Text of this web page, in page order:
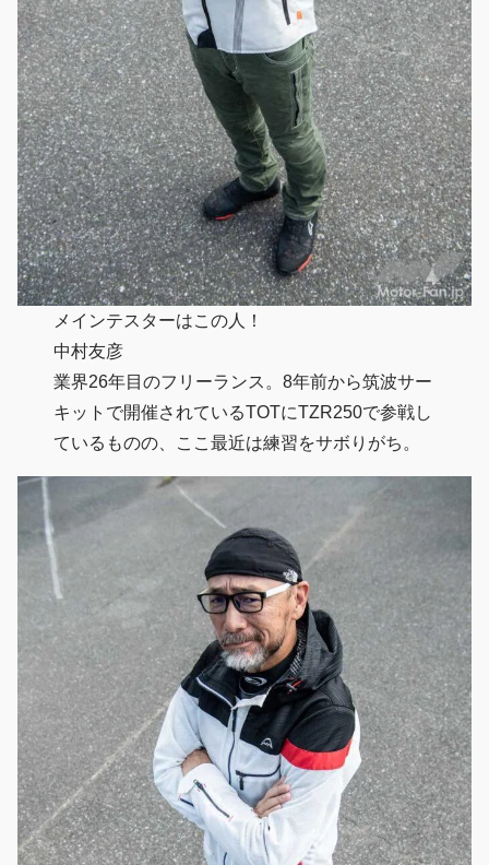
メインテスターはこの人！
中村友彦
業界26年目のフリーランス。8年前から筑波サー
キットで開催されているTOTにTZR250で参戦し
ているものの、ここ最近は練習をサボりがち。